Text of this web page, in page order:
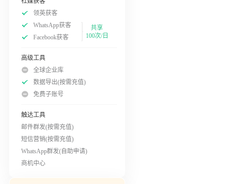
领英获客
WhatsApp获客
Facebook获客
共享
100次/日
高级工具
全球企业库
数据导出(按需充值)
免费子账号
触达工具
邮件群发(按需充值)
短信营销(按需充值)
WhatsApp群发(自助申请)
商机中心